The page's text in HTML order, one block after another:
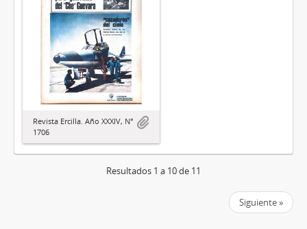
Revista Ercilla. Año XXXIV, N°
1706
Resultados 1 a 10 de 11
Siguiente »